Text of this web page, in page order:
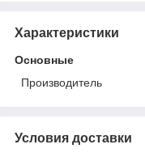
Характеристики
Основные
Производитель
Условия доставки